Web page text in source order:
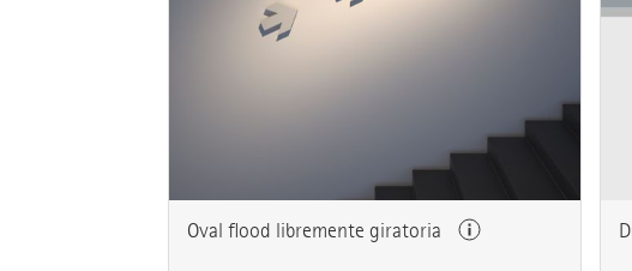
Oval flood libremente giratoria